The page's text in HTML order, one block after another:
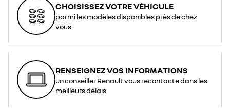
CHOISISSEZ VOTRE VÉHICULE
parmi les modèles disponibles près de chez
vous
RENSEIGNEZ VOS INFORMATIONS
un conseiller Renault vous recontacte dans les
meilleurs délais